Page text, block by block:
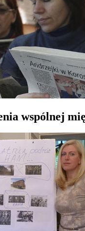
wspólnej